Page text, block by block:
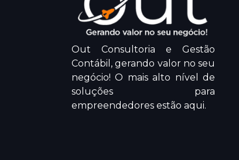
Out Consultoria e Gestão
Contábil, gerando valor no seu
negócio! O mais alto nível de
soluções para
empreendedores estão aqui.